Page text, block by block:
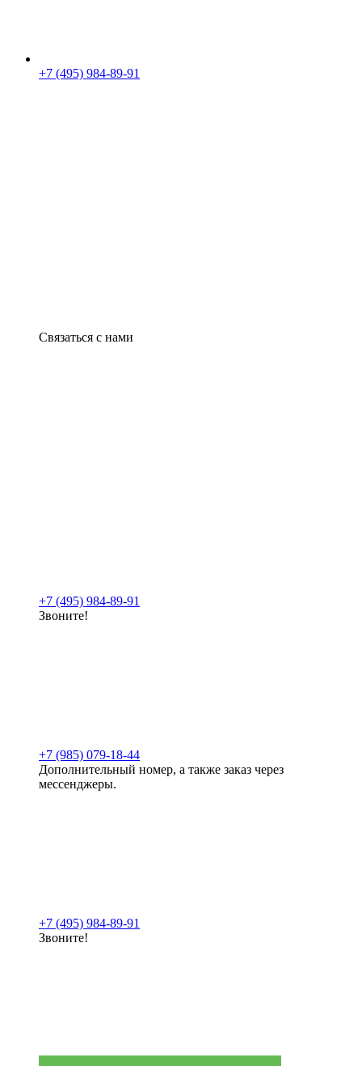
+7 (495) 984-89-91
Связаться с нами
+7 (495) 984-89-91
Звоните!
+7 (985) 079-18-44
Дополнительный номер, а также заказ через
мессенджеры.
+7 (495) 984-89-91
Звоните!